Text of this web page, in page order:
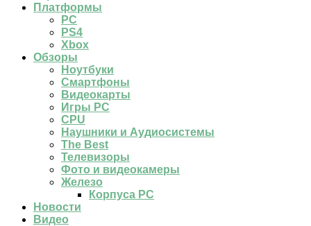
Платформы
PC
PS4
Xbox
Обзоры
Ноутбуки
Смартфоны
Видеокарты
Игры PC
CPU
Наушники и Аудиосистемы
The Best
Телевизоры
Фото и видеокамеры
Железо
Корпуса PC
Новости
Видео